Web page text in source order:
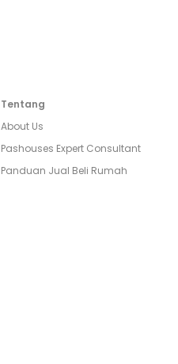
Tentang
About Us
Pashouses Expert Consultant
Panduan Jual Beli Rumah